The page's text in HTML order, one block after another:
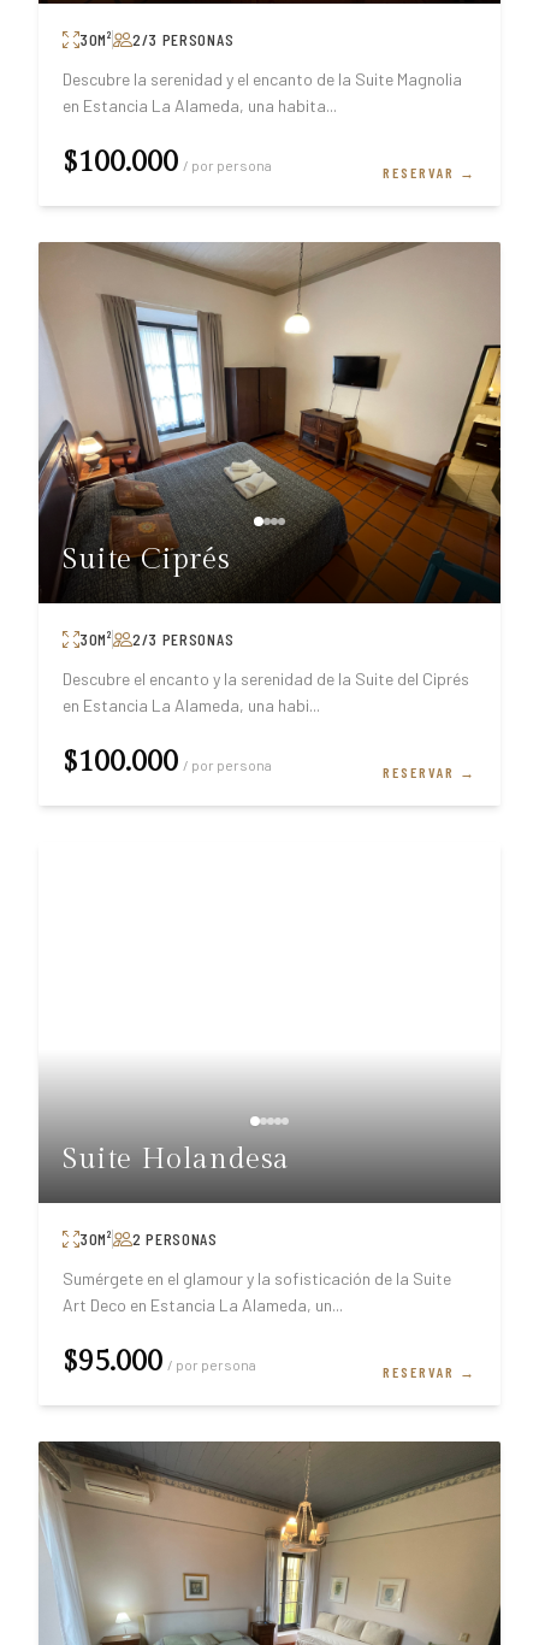
30M² 2/3 PERSONAS
Descubre la serenidad y el encanto de la Suite Magnolia
en Estancia La Alameda, una habita...
$100.000 / por persona RESERVAR →
Suite Ciprés
30M² 2/3 PERSONAS
Descubre el encanto y la serenidad de la Suite del Ciprés
en Estancia La Alameda, una habi...
$100.000 / por persona RESERVAR →
Suite Holandesa
30M² 2 PERSONAS
Sumérgete en el glamour y la sofisticación de la Suite
Art Deco en Estancia La Alameda, un...
$95.000 / por persona RESERVAR →